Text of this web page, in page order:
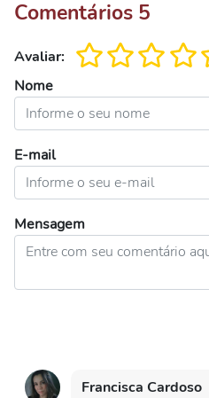
Comentários 5
Avaliar:
Nome
E-mail
Mensagem
Francisca Cardoso